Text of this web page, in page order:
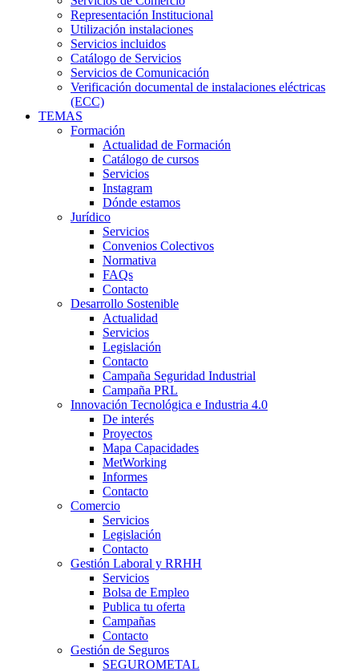
Representación Institucional
Utilización instalaciones
Servicios incluidos
Catálogo de Servicios
Servicios de Comunicación
Verificación documental de instalaciones eléctricas
(ECC)
TEMAS
Formación
Actualidad de Formación
Catálogo de cursos
Servicios
Instagram
Dónde estamos
Jurídico
Servicios
Convenios Colectivos
Normativa
FAQs
Contacto
Desarrollo Sostenible
Actualidad
Servicios
Legislación
Contacto
Campaña Seguridad Industrial
Campaña PRL
Innovación Tecnológica e Industria 4.0
De interés
Proyectos
Mapa Capacidades
MetWorking
Informes
Contacto
Comercio
Servicios
Legislación
Contacto
Gestión Laboral y RRHH
Servicios
Bolsa de Empleo
Publica tu oferta
Campañas
Contacto
Gestión de Seguros
SEGUROMETAL